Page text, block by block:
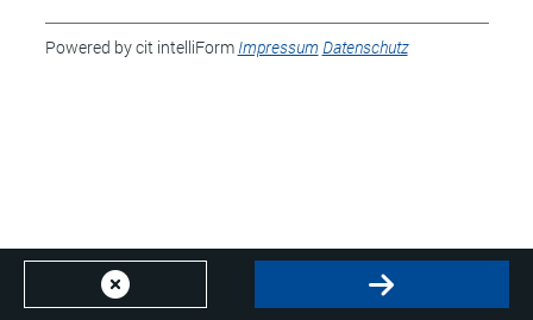
Abbrechen Starten
Powered by cit intelliForm Impressum Datenschutz